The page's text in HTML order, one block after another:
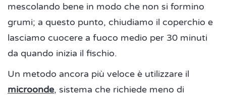
mescolando bene in modo che non si formino
grumi; a questo punto, chiudiamo il coperchio e
lasciamo cuocere a fuoco medio per 30 minuti
da quando inizia il fischio.
Un metodo ancora più veloce è utilizzare il
microonde, sistema che richiede meno di